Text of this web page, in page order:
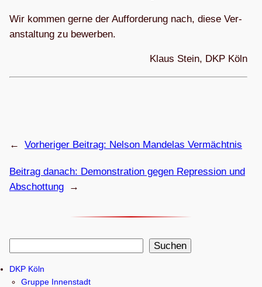
Wir kom­men gerne der Auf­for­de­rung nach, diese Ver­
an­stal­tung zu bewerben.
Klaus Stein, DKP Köln
← Vorheriger Beitrag: Nel­son Man­de­las Vermächtnis
Beitrag danach: Demons­tra­tion gegen Repres­sion und
Abschottung
→
c
Suchen
DKP Köln
Gruppe Innenstadt